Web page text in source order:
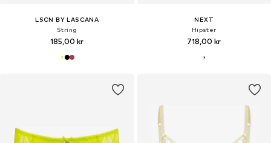
LSCN BY LASCANA
String
185,00 kr
NEXT
Hipster
718,00 kr